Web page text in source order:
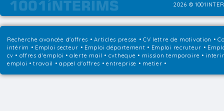
2026 ©
Recherche avancée d'offres •Articles presse • CV lettre de motivation •
intérim • Emploi secteur • Emploi département • Emploi recruteur •
cv • offres d'emploi • alerte mail • cvtheque • mission temporaire •
emploi • travail • appel d'offres • entreprise • metier •